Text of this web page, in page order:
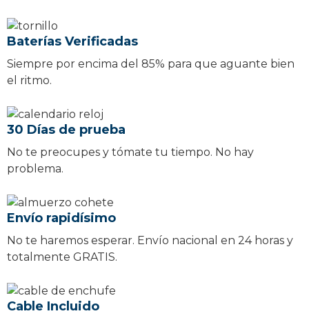
Baterías Verificadas
Siempre por encima del 85% para que aguante bien
el ritmo.
30 Días de prueba
No te preocupes y tómate tu tiempo. No hay
problema.
Envío rapidísimo
No te haremos esperar. Envío nacional en 24 horas y
totalmente GRATIS.
Cable Incluido